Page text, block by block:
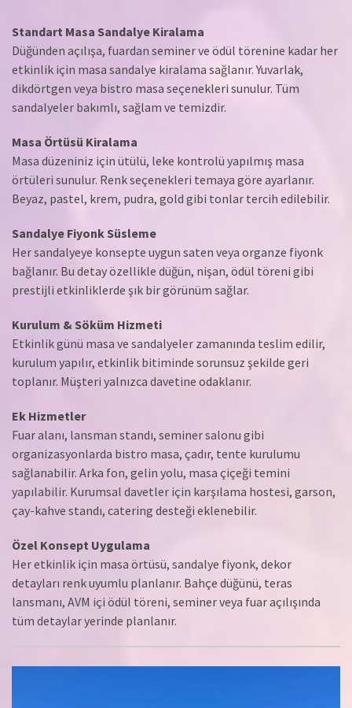
Standart Masa Sandalye Kiralama
Düğünden açılışa, fuardan seminer ve ödül törenine kadar her
etkinlik için masa sandalye kiralama sağlanır. Yuvarlak,
dikdörtgen veya bistro masa seçenekleri sunulur. Tüm
sandalyeler bakımlı, sağlam ve temizdir.
Masa Örtüsü Kiralama
Masa düzeniniz için ütülü, leke kontrolü yapılmış masa
örtüleri sunulur. Renk seçenekleri temaya göre ayarlanır.
Beyaz, pastel, krem, pudra, gold gibi tonlar tercih edilebilir.
Sandalye Fiyonk Süsleme
Her sandalyeye konsepte uygun saten veya organze fiyonk
bağlanır. Bu detay özellikle düğün, nişan, ödül töreni gibi
prestijli etkinliklerde şık bir görünüm sağlar.
Kurulum & Söküm Hizmeti
Etkinlik günü masa ve sandalyeler zamanında teslim edilir,
kurulum yapılır, etkinlik bitiminde sorunsuz şekilde geri
toplanır. Müşteri yalnızca davetine odaklanır.
Ek Hizmetler
Fuar alanı, lansman standı, seminer salonu gibi
organizasyonlarda bistro masa, çadır, tente kurulumu
sağlanabilir. Arka fon, gelin yolu, masa çiçeği temini
yapılabilir. Kurumsal davetler için karşılama hostesi, garson,
çay-kahve standı, catering desteği eklenebilir.
Özel Konsept Uygulama
Her etkinlik için masa örtüsü, sandalye fiyonk, dekor
detayları renk uyumlu planlanır. Bahçe düğünü, teras
lansmanı, AVM içi ödül töreni, seminer veya fuar açılışında
tüm detaylar yerinde planlanır.